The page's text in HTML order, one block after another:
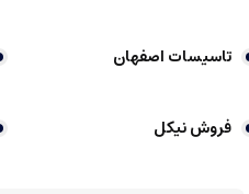
تاسیسات اصفهان
فروش نیکل